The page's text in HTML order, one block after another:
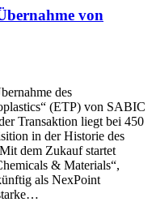
von
des
(ETP) von SABIC
Transaktion liegt bei 450
in der Historie des
dem Zukauf startet
& Materials“,
als NexPoint